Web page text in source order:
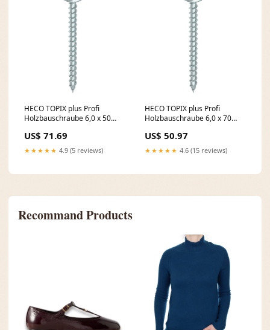
HECO TOPIX plus Profi
Holzbauschraube 6,0 x 50
Vollgewinde Holzschraube,
Tellerkopf, T-Drive, verzinkt
blau, A3K Rep - NL
US$ 71.69
★★★★★ 4.9 (5 reviews)
HECO TOPIX plus Profi
Holzbauschraube 6,0 x 70
Vollgewinde Holzschraube,
Tellerkopf, T-Drive, verzinkt
blau, A3K Meldebestand Lina
US$ 50.97
★★★★★ 4.6 (15 reviews)
Recommand Products